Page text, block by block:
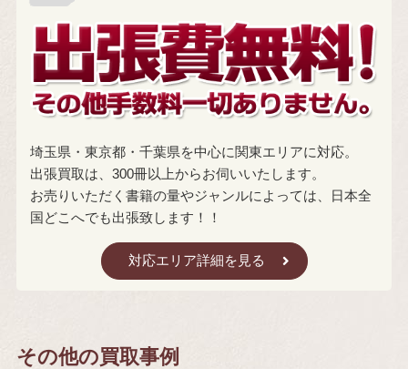
埼玉県・東京都・千葉県を中心に関東エリアに対応。
出張買取は、300冊以上からお伺いいたします。
お売りいただく書籍の量やジャンルによっては、日本全
国どこへでも出張致します！！
対応エリア詳細を見る
その他の買取事例